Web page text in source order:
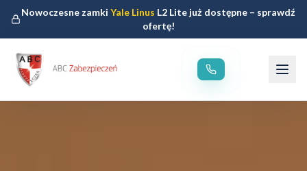
Nowoczesne zamkiYale Linus L2 Lite już dostępne – sprawdź
ofertę!